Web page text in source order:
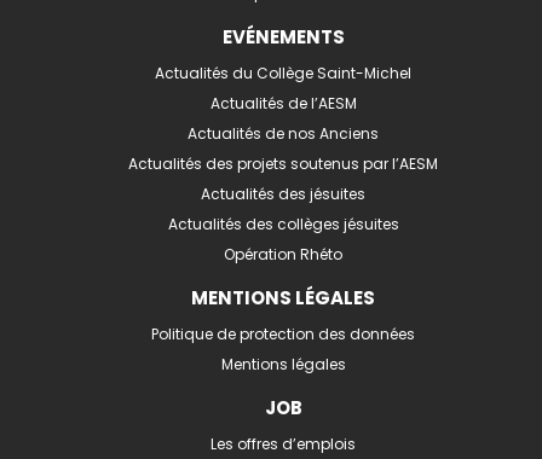
EVÉNEMENTS
Actualités du Collège Saint-Michel
Actualités de l’AESM
Actualités de nos Anciens
Actualités des projets soutenus par l’AESM
Actualités des jésuites
Actualités des collèges jésuites
Opération Rhéto
MENTIONS LÉGALES
Politique de protection des données
Mentions légales
JOB
Les offres d’emplois